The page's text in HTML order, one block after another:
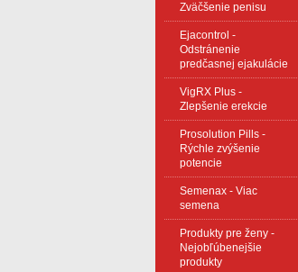
Zväčšenie penisu
Ejacontrol -
Odstránenie
predčasnej ejakulácie
VigRX Plus -
Zlepšenie erekcie
Prosolution Pills -
Rýchle zvýšenie
potencie
Semenax - Viac
semena
Produkty pre ženy -
Nejobľúbenejšie
produkty